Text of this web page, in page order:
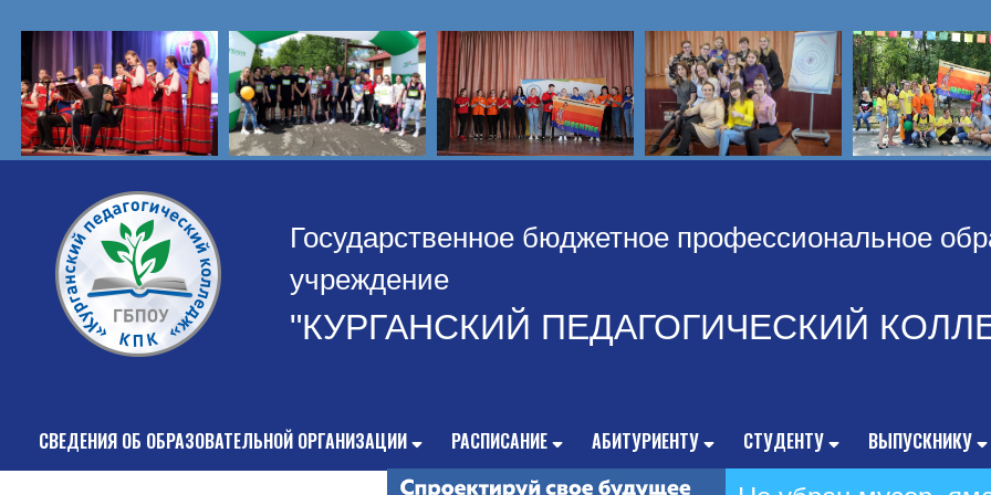
Государственное бюджетное профессиональное
учреждение
"КУРГАНСКИЙ ПЕДАГОГИЧЕСКИЙ
СВЕДЕНИЯ ОБ ОБРАЗОВАТЕЛЬНОЙ ОРГАНИЗАЦИИ РАСПИСАНИЕ АБИТУРИЕНТУ СТУДЕНТУ ВЫПУСКНИКУ